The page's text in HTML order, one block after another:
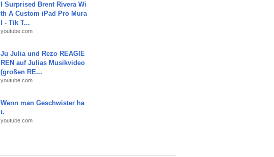
I Surprised Brent Rivera Wi
th A Custom iPad Pro Mura
l - Tik T...
youtube.com
Ju Julia und Rezo REAGIE
REN auf Julias Musikvideo
(großen RE...
youtube.com
Wenn man Geschwister ha
t.
youtube.com